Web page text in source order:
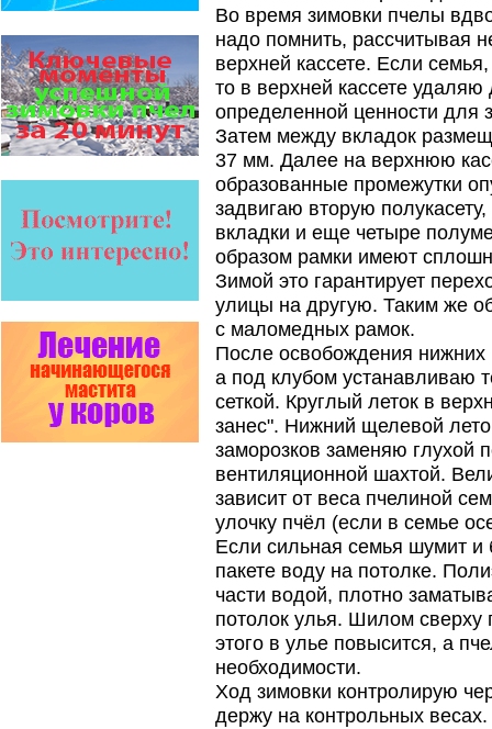
действует на два вида
клеща…
Препараты для лечения пчел
ЗАО АГРОБИОПРОМ
- это и высокая
эффективность, и
безупречно стабильные
качество…
обеспечивают самые
высокие показатели
сохранности пчел и
рентабельность пасеки.
На рынке, где есть Варроадез
очень сложно приходится
конкурентным препаратам
- они просто не
выдерживают конкуренцию
ни по цене,…
Пчеловоды-долгожители
По результатам
Во время зимовки пчелы
надо помнить, рассчитывая
верхней кассете. Если
то в верхней кассете
определенной ценности для
Затем между вкладок
37 мм. Далее на верхнюю
образованные промежутки
задвигаю вторую
вкладки и еще четыре
образом рамки имеют
Зимой это гарантирует
улицы на другую. Таким же
с маломедных рамок.
После освобождения нижних
а под клубом устанавливаю
сеткой. Круглый леток в
занес". Нижний щелевой
заморозков заменяю глухой
вентиляционной шахтой.
зависит от веса пчелиной
улочку пчёл (если в семье
Если сильная семья шумит и
пакете воду на потолке.
части водой, плотно
потолок улья. Шилом сверху
этого в улье повысится, а
необходимости.
Ход зимовки контролирую
держу на контрольных